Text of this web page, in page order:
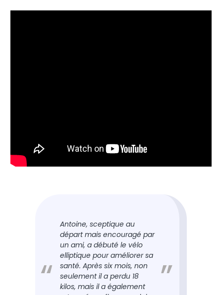
Antoine, sceptique au
départ mais encouragé par
un ami, a débuté le vélo
elliptique pour améliorer sa
santé. Après six mois, non
seulement il a perdu 18
kilos, mais il a également